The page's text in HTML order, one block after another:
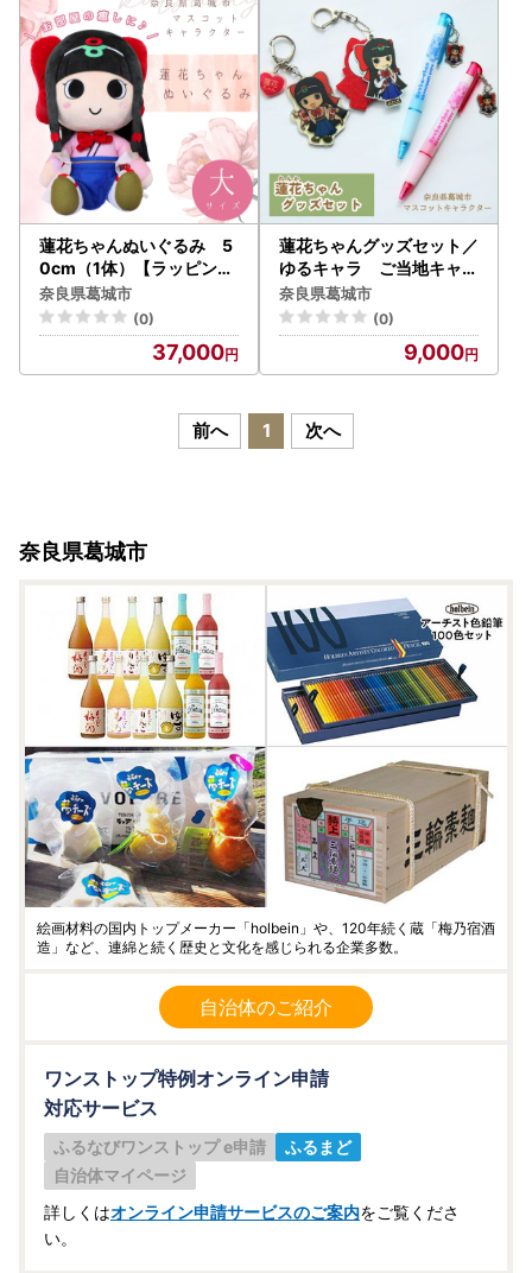
蓮花ちゃんぬいぐるみ 5
0cm（1体）【ラッピング
仕様】 ／ ゆるキャラ ご当
地キャラ グッズ マスコッ
ト コレクション ぬいぐる
み 奈良県 葛城市【kckk0
06-2】
奈良県葛城市
(0)
37,000
蓮花ちゃんグッズセット／
ゆるキャラ ご当地キャラ
ゆるキャラグッズ ご当
地キャラグッズ【kckk00
1】
奈良県葛城市
(0)
9,000
前へ 1 次へ
奈良県葛城市
絵画材料の国内トップメーカー「holbein」や、120年続く蔵「梅乃宿酒
造」など、連綿と続く歴史と文化を感じられる企業多数。
自治体のご紹介
ワンストップ特例オンライン申請
対応サービス
ふるなびワンストップ e申請
ふるまど
自治体マイページ
詳しくはオンライン申請サービスのご案内をご覧くださ
い。